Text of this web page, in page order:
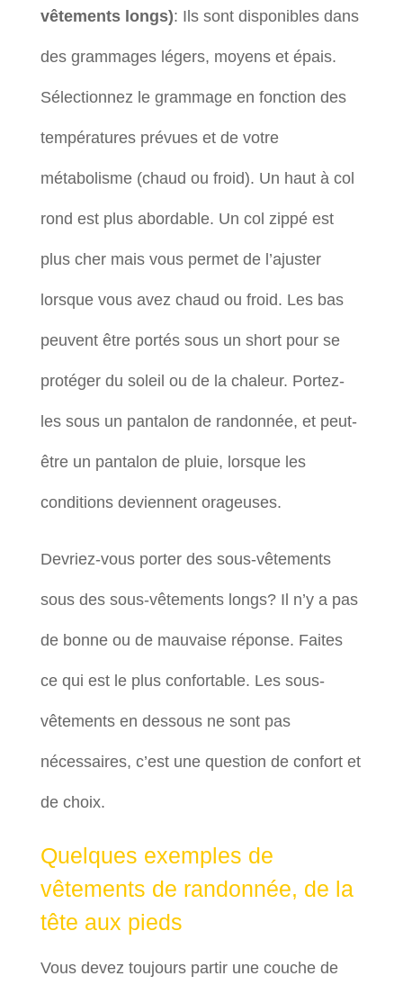
vêtements longs): Ils sont disponibles dans
des grammages légers, moyens et épais.
Sélectionnez le grammage en fonction des
températures prévues et de votre
métabolisme (chaud ou froid). Un haut à col
rond est plus abordable. Un col zippé est
plus cher mais vous permet de l’ajuster
lorsque vous avez chaud ou froid. Les bas
peuvent être portés sous un short pour se
protéger du soleil ou de la chaleur. Portez-
les sous un pantalon de randonnée, et peut-
être un pantalon de pluie, lorsque les
conditions deviennent orageuses.
Devriez-vous porter des sous-vêtements
sous des sous-vêtements longs? Il n’y a pas
de bonne ou de mauvaise réponse. Faites
ce qui est le plus confortable. Les sous-
vêtements en dessous ne sont pas
nécessaires, c’est une question de confort et
de choix.
Quelques exemples de
vêtements de randonnée, de la
tête aux pieds
Vous devez toujours partir une couche de